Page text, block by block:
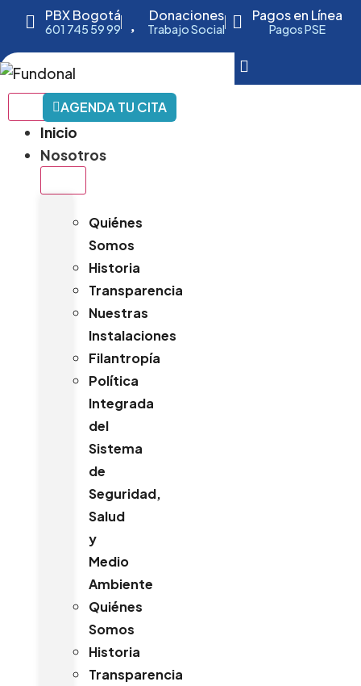
PBX Bogotá
601 745 59 99
Donaciones
Trabajo Social
Pagos en Línea
Pagos PSE
Inicio
Nosotros
Quiénes
Somos
Historia
Transparencia
Nuestras
Instalaciones
Filantropía
Política
Integrada
del
Sistema
de
Seguridad,
Salud
y
Medio
Ambiente
Quiénes
Somos
Historia
Transparencia
AGENDA TU CITA